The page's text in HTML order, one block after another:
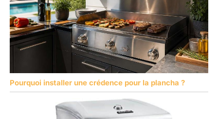
Pourquoi installer une crédence pour la plancha ?